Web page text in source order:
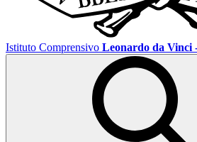
Istituto Comprensivo Leonardo da Vinci